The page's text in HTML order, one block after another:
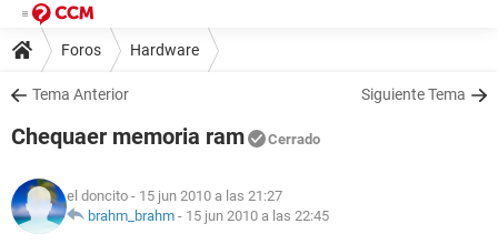
Foros Hardware
Tema Anterior Siguiente Tema
Chequaer memoria ram Cerrado
el doncito - 15 jun 2010 a las 21:27
brahm_brahm - 15 jun 2010 a las 22:45